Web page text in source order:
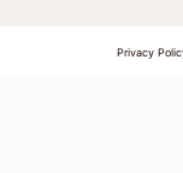
Privacy